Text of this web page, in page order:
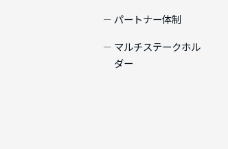
パートナー体制
マルチステークホル
ダー